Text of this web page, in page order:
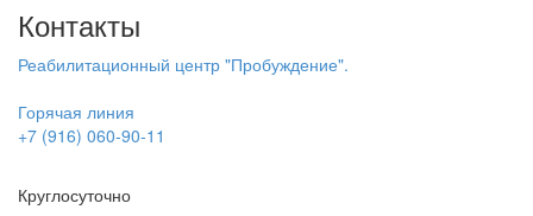
Контакты
Реабилитационный центр "Пробуждение".
Горячая линия
+7 (916) 060-90-11
Круглосуточно